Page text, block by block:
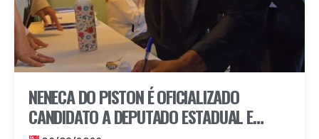
NENECA DO PISTON É OFICIALIZADO
CANDIDATO A DEPUTADO ESTADUAL E